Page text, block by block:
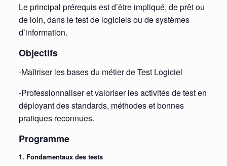
Le principal prérequis est d’être impliqué, de prêt ou
de loin, dans le test de logiciels ou de systèmes
d’information.
Objectifs
-Maîtriser les bases du métier de Test Logiciel
-Professionnaliser et valoriser les activités de test en
déployant des standards, méthodes et bonnes
pratiques reconnues.
Programme
1. Fondamentaux des tests